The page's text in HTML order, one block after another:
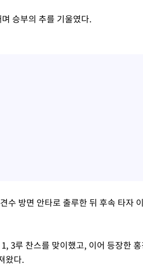
승부의 추를 기울였다.
수 방면 안타로 출루한 뒤 후속 타자
3루 찬스를 맞이했고, 이어 등장한
왔다.